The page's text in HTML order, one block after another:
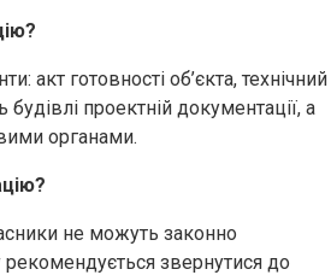
акт готовності об’єкта, технічний
проектній документації, а
органами.
не можуть законно
звернутися до